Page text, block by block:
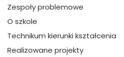
Zespoły problemowe
O szkole
Technikum kierunki kształcenia
Realizowane projekty